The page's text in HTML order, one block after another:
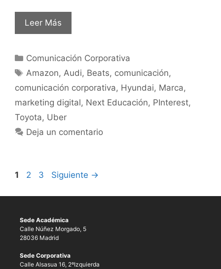
Leer Más
Comunicación Corporativa
Amazon,Audi, Beats, comunicación,
comunicación corporativa, Hyundai, Marca,
marketing digital, Next Educación, PInterest,
Toyota, Uber
Deja un comentario
1 2 3 Siguiente →
Sede Académica
Calle Núñez Morgado, 5
28036 Madrid
Sede Corporativa
Calle Alsasua 16, 2ºIzquierda